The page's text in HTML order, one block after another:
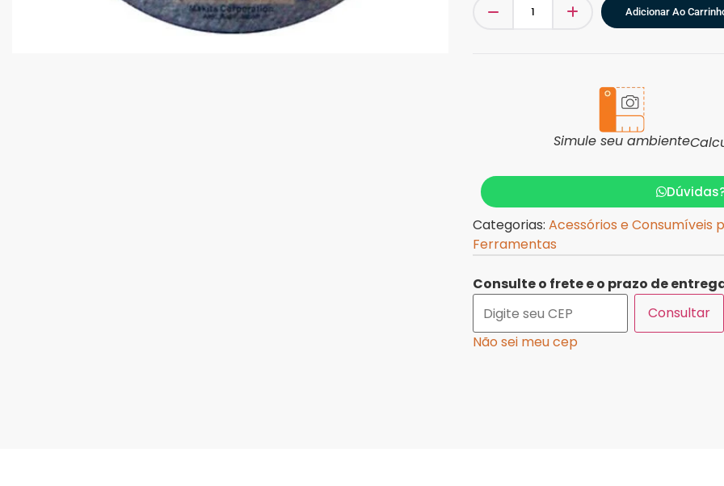
Adicionar Ao
Simule seu ambiente
Categorias: Acessórios e Consumíveis
Ferramentas
Consulte o frete e o prazo de
Consultar
Não sei meu cep